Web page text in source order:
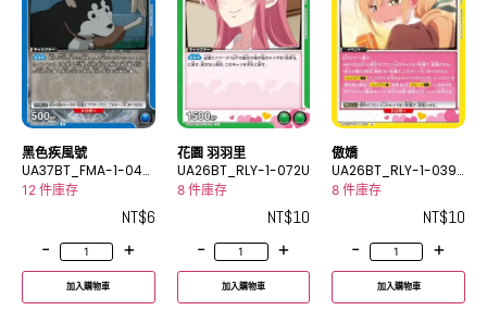
黑色疾風號
UA37BT_FMA-1-044
C
12 件庫存
NT$6
-
+
加入購物車
花園 羽羽里
UA26BT_RLY-1-072U
8 件庫存
NT$10
-
+
加入購物車
傲嬌
UA26BT_RLY-1-039
U
8 件庫存
NT$10
-
+
加入購物車